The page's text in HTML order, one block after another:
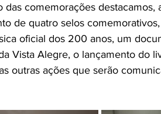
comemorações destacamos,
de quatro selos
oficial dos 200 anos, um
Vista Alegre, o lançamento do
outras ações que serão